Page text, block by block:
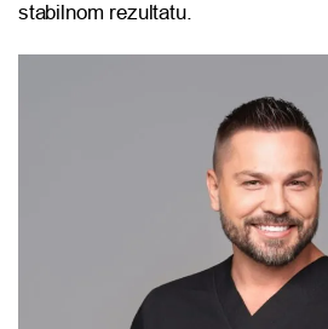
stabilnom rezultatu.